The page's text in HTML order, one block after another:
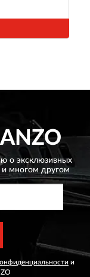
о эксклюзивных
и многом другом
и